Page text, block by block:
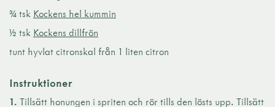
¾ tsk Kockens hel kummin
½ tsk Kockens dillfrön
tunt hyvlat citronskal från 1 liten citron
Instruktioner
1. Tillsätt honungen i spriten och rör tills den lösts upp. Tillsätt